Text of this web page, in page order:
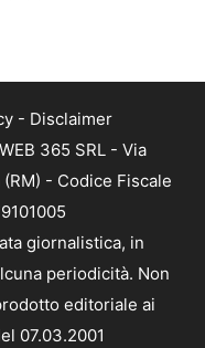
- Disclaimer
365 SRL - Via
- Codice Fiscale
giornalistica, in
periodicità. Non
editoriale ai
07.03.2001